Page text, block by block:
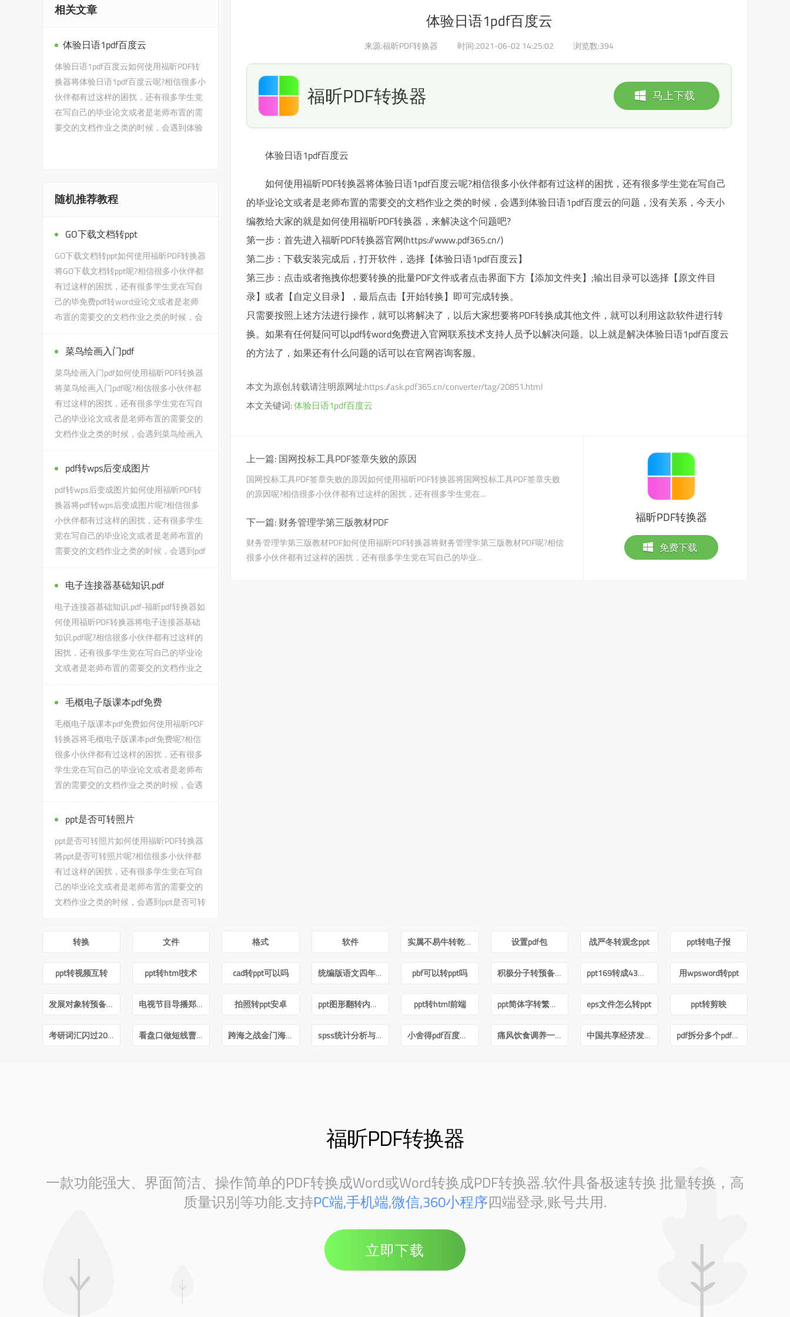
体验日语1pdf百度云
来源:福昕PDF转换器 时间:2021-06-02 14:25:02 浏览数:394
马上下载
福昕PDF转换器
体验日语1pdf百度云
如何使用福昕PDF转换器将体验日语1pdf百度云呢?相信很多小伙伴都有过这样的困扰，还有很多学生党在写自己
的毕业论文或者是老师布置的需要交的文档作业之类的时候，会遇到体验日语1pdf百度云的问题，没有关系，今天小
编教给大家的就是如何使用福昕PDF转换器，来解决这个问题吧?
第一步：首先进入福昕PDF转换器官网(https://www.pdf365.cn/)
第二步：下载安装完成后，打开软件，选择【体验日语1pdf百度云】
第三步：点击或者拖拽你想要转换的批量PDF文件或者点击界面下方【添加文件夹】;输出目录可以选择【原文件目
录】或者【自定义目录】，最后点击【开始转换】即可完成转换。
只需要按照上述方法进行操作，就可以将解决了，以后大家想要将PDF转换成其他文件，就可以利用这款软件进行转
换。如果有任何疑问可以pdf转word免费进入官网联系技术支持人员予以解决问题。以上就是解决体验日语1pdf百度云
的方法了，如果还有什么问题的话可以在官网咨询客服。
本文为原创,转载请注明原网址:https://ask.pdf365.cn/converter/tag/20851.html
本文关键词:体验日语1pdf百度云
上一篇: 国网投标工具PDF签章失败的原因
国网投标工具PDF签章失败的原因如何使用福昕PDF转换器将国网投标工具PDF签章失败
的原因呢?相信很多小伙伴都有过这样的困扰，还有很多学生党在...
下一篇: 财务管理学第三版教材PDF
财务管理学第三版教材PDF如何使用福昕PDF转换器将财务管理学第三版教材PDF呢?相信
很多小伙伴都有过这样的困扰，还有很多学生党在写自己的毕业...
福昕PDF转换器
免费下载
相关文章
体验日语1pdf百度云
体验日语1pdf百度云如何使用福昕PDF转
换器将体验日语1pdf百度云呢?相信很多小
伙伴都有过这样的困扰，还有很多学生党
在写自己的毕业论文或者是老师布置的需
要交的文档作业之类的时候，会遇到体验
随机推荐教程
GO下载文档转ppt
GO下载文档转ppt如何使用福昕PDF转换器
将GO下载文档转ppt呢?相信很多小伙伴都
有过这样的困扰，还有很多学生党在写自
己的毕免费pdf转word业论文或者是老师
布置的需要交的文档作业之类的时候，会
菜鸟绘画入门pdf
菜鸟绘画入门pdf如何使用福昕PDF转换器
将菜鸟绘画入门pdf呢?相信很多小伙伴都
有过这样的困扰，还有很多学生党在写自
己的毕业论文或者是老师布置的需要交的
文档作业之类的时候，会遇到菜鸟绘画入
pdf转wps后变成图片
pdf转wps后变成图片如何使用福昕PDF转
换器将pdf转wps后变成图片呢?相信很多
小伙伴都有过这样的困扰，还有很多学生
党在写自己的毕业论文或者是老师布置的
需要交的文档作业之类的时候，会遇到pdf
电子连接器基础知识.pdf
电子连接器基础知识.pdf-福昕pdf转换器如
何使用福昕PDF转换器将电子连接器基础
知识.pdf呢?相信很多小伙伴都有过这样的
困扰，还有很多学生党在写自己的毕业论
文或者是老师布置的需要交的文档作业之
毛概电子版课本pdf免费
毛概电子版课本pdf免费如何使用福昕PDF
转换器将毛概电子版课本pdf免费呢?相信
很多小伙伴都有过这样的困扰，还有很多
学生党在写自己的毕业论文或者是老师布
置的需要交的文档作业之类的时候，会遇
ppt是否可转照片
ppt是否可转照片如何使用福昕PDF转换器
将ppt是否可转照片呢?相信很多小伙伴都
有过这样的困扰，还有很多学生党在写自
己的毕业论文或者是老师布置的需要交的
文档作业之类的时候，会遇到ppt是否可转
转换
文件 格式 软件 实属不易牛转乾坤图片抖音 设置pdf包 战严冬转观念ppt ppt转电子报
ppt转视频互转 ppt转html技术 cad转ppt可以吗 统编版语文四年级下册电子课本pdf pbf可以转ppt吗 积极分子转预备党员ppt ppt169转成43怎么内容排版不变 用wpsword转ppt
发展对象转预备党员答辩ppt 电视节目导播郑月pdf 拍照转ppt安卓 ppt图形翻转内容不转 ppt转html前端 ppt简体字转繁体字全篇 eps文件怎么转ppt ppt转剪映
考研词汇闪过2022版PDF 看盘口做短线曹明成Pdf 跨海之战金门海南一江山PDF下载 spss统计分析与数据挖掘第三版pdf 小舍得pdf百度网盘 痛风饮食调养一本就够pdf下载 中国共享经济发展报告(2020)pdf pdf拆分多个pdf免费
福昕PDF转换器
一款功能强大、界面简洁、操作简单的PDF转换成Word或Word转换成PDF转换器.软件具备极速转换 批量转换，高
质量识别等功能.支持PC端,手机端,微信,360小程序四端登录,账号共用.
立即下载